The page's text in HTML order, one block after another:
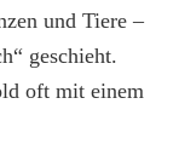
und Tiere –
geschieht.
oft mit einem